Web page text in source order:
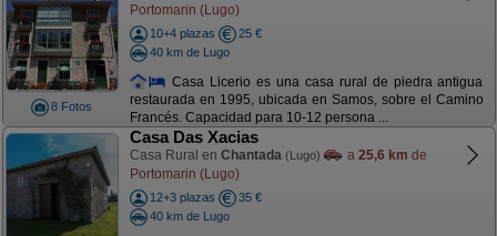
8 Fotos
Portomarin (Lugo)
10+4 plazas
25 €
40 km de Lugo
Casa Licerio es una casa rural de piedra antigua
restaurada en 1995, ubicada en Samos, sobre el Camino
Francés. Capacidad para 10-12 persona ...
Casa Das Xacias
Casa Rural en Chantada (Lugo) a 25,6 km de
Portomarin (Lugo)
12+3 plazas
35 €
40 km de Lugo